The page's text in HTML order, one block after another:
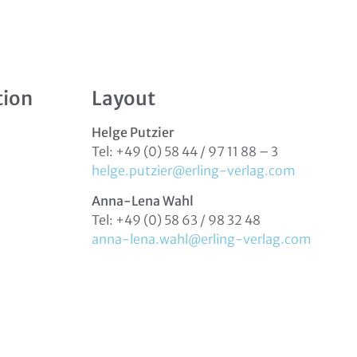
Layout
Helge Putzier
Tel: +49 (0) 58 44 / 97 11 88 – 3
helge.putzier@erling-verlag.com
Anna-Lena Wahl
Tel: +49 (0) 58 63 / 98 32 48
anna-lena.wahl@erling-verlag.com